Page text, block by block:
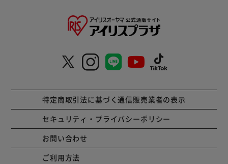
特定商取引法に基づく通信販売業者の表示
セキュリティ・プライバシーポリシー
お問い合わせ
ご利用方法